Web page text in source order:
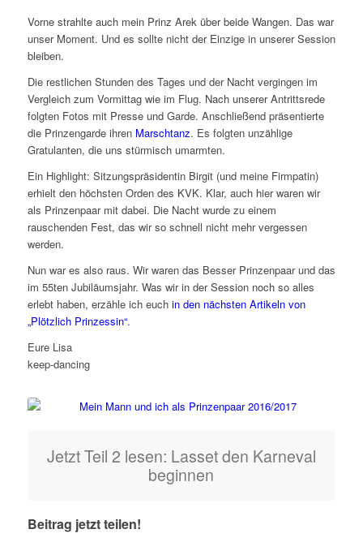
Vorne strahlte auch mein Prinz Arek über beide Wangen. Das war
unser Moment. Und es sollte nicht der Einzige in unserer Session
bleiben.
Die restlichen Stunden des Tages und der Nacht vergingen im
Vergleich zum Vormittag wie im Flug. Nach unserer Antrittsrede
folgten Fotos mit Presse und Garde. Anschließend präsentierte
die Prinzengarde ihren Marschtanz. Es folgten unzählige
Gratulanten, die uns stürmisch umarmten.
Ein Highlight: Sitzungspräsidentin Birgit (und meine Firmpatin)
erhielt den höchsten Orden des KVK. Klar, auch hier waren wir
als Prinzenpaar mit dabei. Die Nacht wurde zu einem
rauschenden Fest, das wir so schnell nicht mehr vergessen
werden.
Nun war es also raus. Wir waren das Besser Prinzenpaar und das
im 55ten Jubiläumsjahr. Was wir in der Session noch so alles
erlebt haben, erzähle ich euch in den nächsten Artikeln von
„Plötzlich Prinzessin“.
Eure Lisa
keep-dancing
Jetzt Teil 2 lesen: Lasset den Karneval
beginnen
Beitrag jetzt teilen!